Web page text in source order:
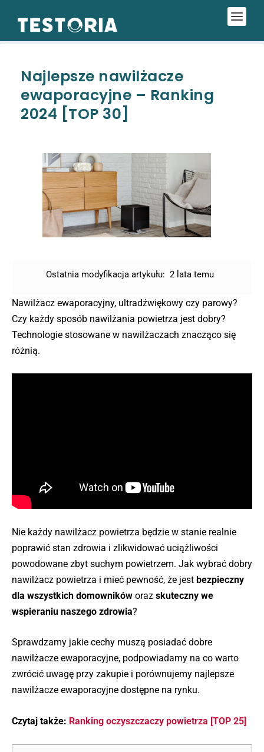
Najlepsze nawilżacze
ewaporacyjne – Ranking
2024 [TOP 30]
Ostatnia modyfikacja artykułu: 2 lata temu
Nawilżacz ewaporacyjny, ultradźwiękowy czy parowy?
Czy każdy sposób nawilżania powietrza jest dobry?
Technologie stosowane w nawilżaczach znacząco się
różnią.
Nie każdy nawilżacz powietrza będzie w stanie realnie
poprawić stan zdrowia i zlikwidować uciążliwości
powodowane zbyt suchym powietrzem. Jak wybrać dobry
nawilżacz powietrza i mieć pewność, że jest bezpieczny
dla wszystkich domowników oraz skuteczny we
wspieraniu naszego zdrowia?
Sprawdzamy jakie cechy muszą posiadać dobre
nawilżacze ewaporacyjne, podpowiadamy na co warto
zwrócić uwagę przy zakupie i porównujemy najlepsze
nawilżacze ewaporacyjne dostępne na rynku.
Czytaj także: Ranking oczyszczaczy powietrza [TOP 25]